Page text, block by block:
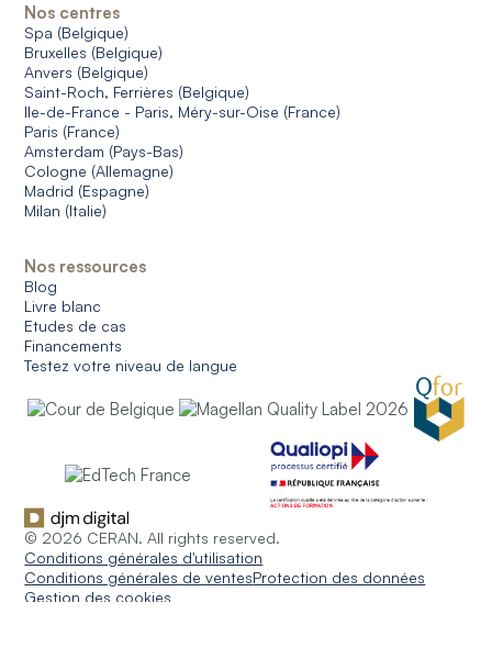
Nos centres
Spa (Belgique)
Bruxelles (Belgique)
Anvers (Belgique)
Saint-Roch, Ferrières (Belgique)
Ile-de-France - Paris, Méry-sur-Oise (France)
Paris (France)
Amsterdam (Pays-Bas)
Cologne (Allemagne)
Madrid (Espagne)
Milan (Italie)
Nos ressources
Blog
Livre blanc
Etudes de cas
Financements
Testez votre niveau de langue
© 2026 CERAN. All rights reserved.
Conditions générales d'utilisation
Conditions générales de ventesProtection des données
Gestion des cookies